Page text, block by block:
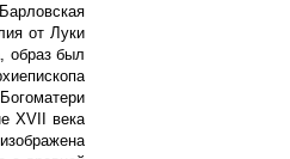
от Луки
образ был
XVII века